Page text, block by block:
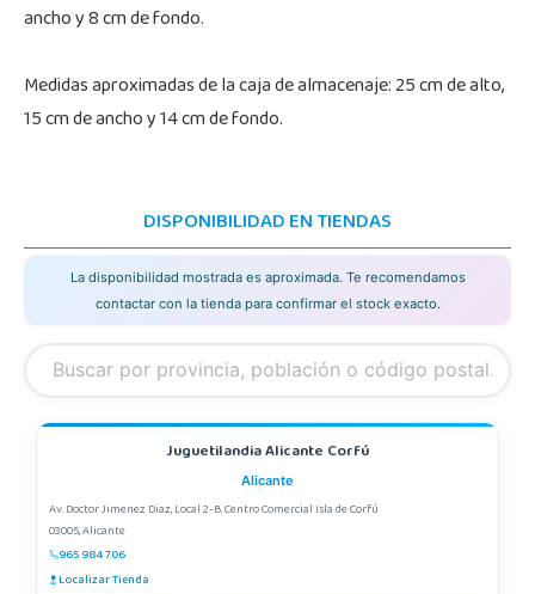
ancho y 8 cm de fondo.
Medidas aproximadas de la caja de almacenaje: 25 cm de alto,
15 cm de ancho y 14 cm de fondo.
DISPONIBILIDAD EN TIENDAS
La disponibilidad mostrada es aproximada. Te recomendamos
contactar con la tienda para confirmar el stock exacto.
Juguetilandia Alicante Corfú
Alicante
Av. Doctor Jimenez Diaz, Local 2-B. Centro Comercial Isla de Corfú
03005, Alicante
965 984 706
Localizar Tienda